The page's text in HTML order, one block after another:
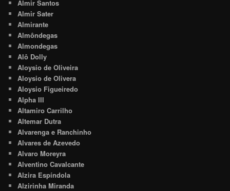
Almir Santos
Almir Sater
Almirante
Almôndegas
Almondegas
Alô Dolly
Aloysio de Oliveira
Aloysio de Olivera
Aloysio Figueiredo
Alpha III
Altamiro Carrilho
Altemar Dutra
Alvarenga e Ranchinho
Alvares de Azevedo
Alvaro Moreyra
Alventino Cavalcante
Alzira Espíndola
Alzirinha Miranda